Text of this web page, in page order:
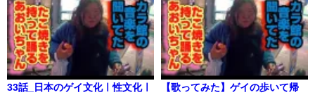
33話_日本のゲイ文化ㅣ性文化ㅣ
【歌ってみた】ゲイの歩いて帰